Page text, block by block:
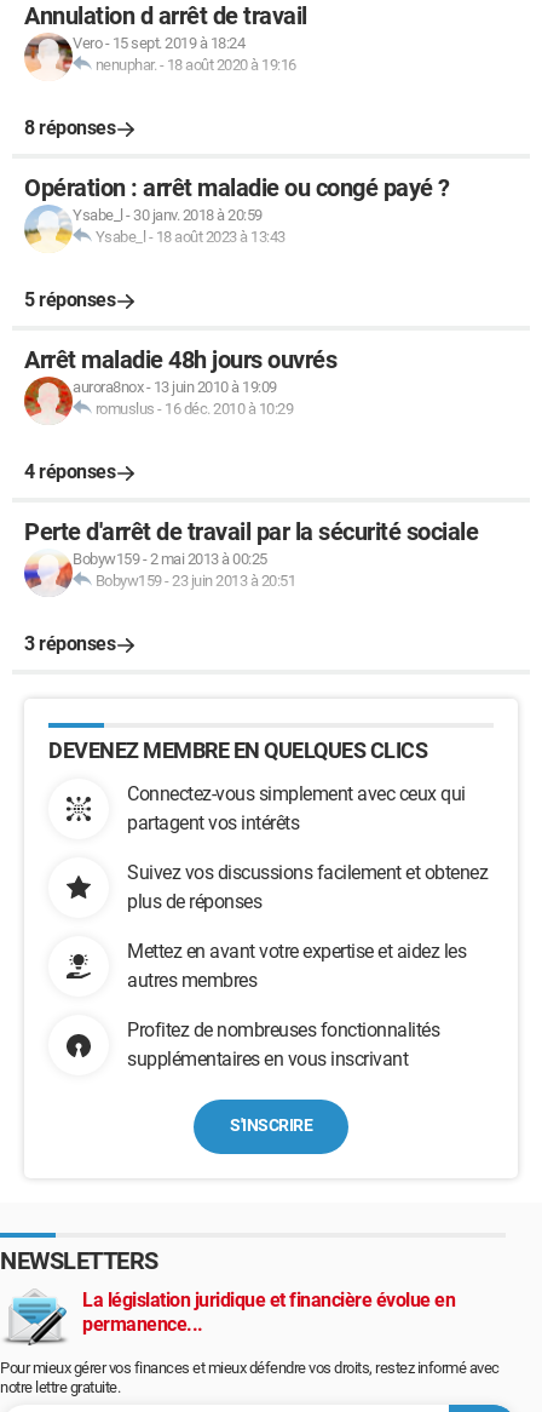
Annulation d arrêt de travail
Vero- 15 sept. 2019 à 18:24
nenuphar. - 18 août 2020 à 19:16
8 réponses
Opération : arrêt maladie ou congé payé ?
Ysabe_l - 30 janv. 2018 à 20:59
Ysabe_l - 18 août 2023 à 13:43
5 réponses
Arrêt maladie 48h jours ouvrés
aurora8nox- 13 juin 2010 à 19:09
romuslus - 16 déc. 2010 à 10:29
4 réponses
Perte d'arrêt de travail par la sécurité sociale
Bobyw159-2 mai 2013 à 00:25
Bobyw159-23 juin 2013 à 20:51
3 réponses
DEVENEZ MEMBRE EN QUELQUES CLICS
Connectez-vous simplement avec ceux qui
partagent vos intérêts
Suivez vos discussions facilement et obtenez
plus de réponses
Mettez en avant votre expertise et aidez les
autres membres
Profitez de nombreuses fonctionnalités
supplémentaires en vous inscrivant
S'INSCRIRE
NEWSLETTERS
La législation juridique et financière évolue en
permanence...
Pour mieux gérer vos finances et mieux défendre vos droits, restez informé avec
notre lettre gratuite.